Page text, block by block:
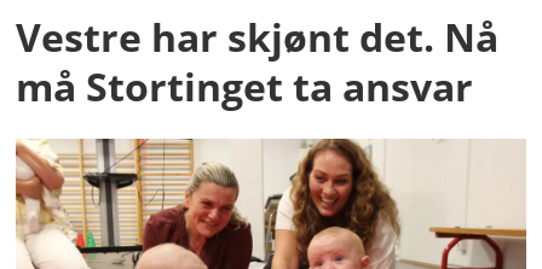
Vestre har skjønt det. Nå
må Stortinget ta ansvar